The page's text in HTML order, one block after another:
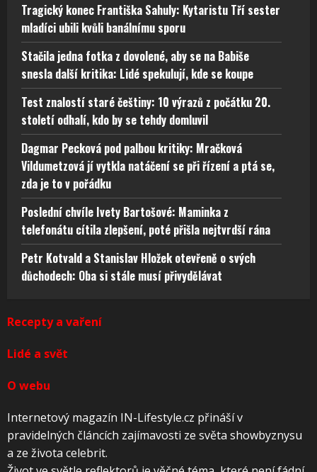
Tragický konec Františka Sahuly: Kytaristu Tří sester
mladíci ubili kvůli banálnímu sporu
Stačila jedna fotka z dovolené, aby se na Babiše
snesla další kritika: Lidé spekulují, kde se koupe
Test znalostí staré češtiny: 10 výrazů z počátku 20.
století odhalí, kdo by se tehdy domluvil
Dagmar Pecková pod palbou kritiky: Mračková
Vildumetzová jí vytkla natáčení se při řízení a ptá se,
zda je to v pořádku
Poslední chvíle Ivety Bartošové: Maminka z
telefonátu cítila zlepšení, poté přišla nejtvrdší rána
Petr Kotvald a Stanislav Hložek otevřeně o svých
důchodech: Oba si stále musí přivydělávat
Recepty a vaření
Lidé a svět
O webu
Internetový magazín IN-Lifestyle.cz přináší v
pravidelných článcích zajímavosti ze světa showbyznysu
a ze života celebrit.